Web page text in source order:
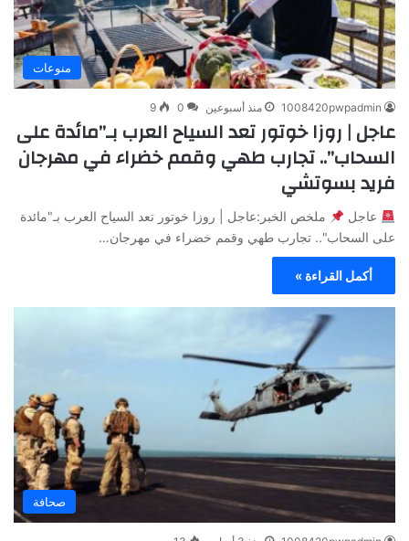
منوعات
1008420pwpadmin منذ أسبوعين 0
9
عاجل | روزا خوتور تعد السياح العرب بـ”مائدة على
السحاب”.. تجارب طهي وقمم خضراء في مهرجان
فريد بسوتشي
عاجل
ملخص الخبر:عاجل | روزا خوتور تعد السياح العرب بـ"مائدة
على السحاب".. تجارب طهي وقمم خضراء في مهرجان…
أكمل القراءة »
صحافة